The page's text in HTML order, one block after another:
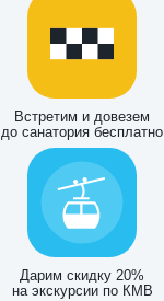
Встретим и довезем
до санатория бесплатно
Дарим скидку 20%
на экскурсии по КМВ